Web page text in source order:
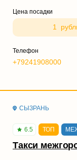
Цена посадки
1
Телефон
+79241908000
СЫЗРАНЬ
6.5 ТОП
Такси